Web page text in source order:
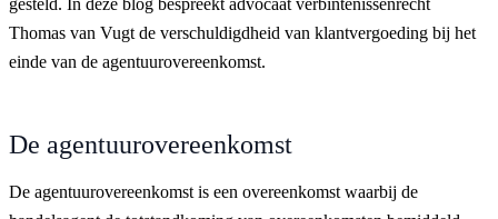
Thomas van Vugt de verschuldigdheid van klantvergoeding bij het
einde van de agentuurovereenkomst.
De agentuurovereenkomst
De agentuurovereenkomst is een overeenkomst waarbij de